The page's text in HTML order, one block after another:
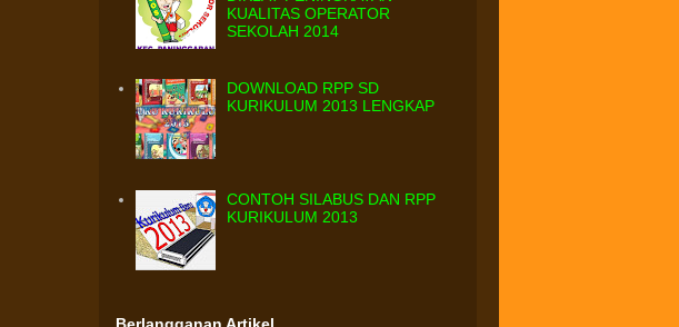
KUALITAS OPERATOR
SEKOLAH 2014
DOWNLOAD RPP SD
KURIKULUM 2013 LENGKAP
CONTOH SILABUS DAN RPP
KURIKULUM 2013
Berlangganan Artikel